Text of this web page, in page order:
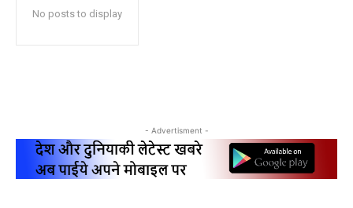
No posts to display
- Advertisment -